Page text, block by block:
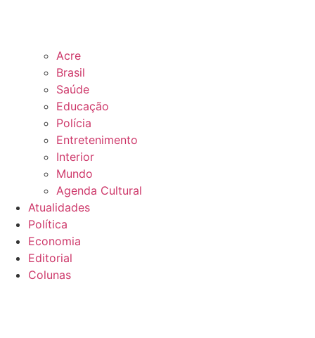
Acre
Brasil
Saúde
Educação
Polícia
Entretenimento
Interior
Mundo
Agenda Cultural
Atualidades
Política
Economia
Editorial
Colunas